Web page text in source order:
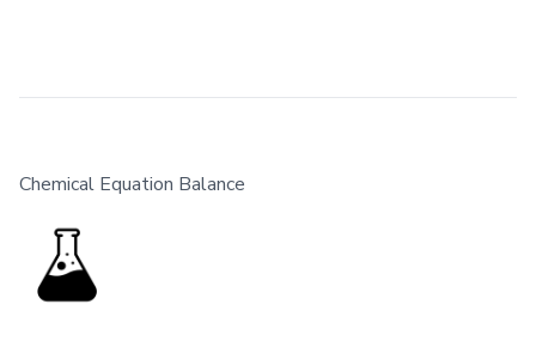
Chemical Equation Balance